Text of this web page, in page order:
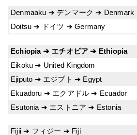
Denmaaku ➔ デンマーク ➔ Denmark
Doitsu ➔ ドイツ ➔ Germany
Echiopia ➔ エチオピア ➔ Ethiopia
Eikoku ➔ United Kingdom
Ejiputo ➔ エジプト ➔ Egypt
Ekuadoru ➔ エクアドル ➔ Ecuador
Esutonia ➔ エストニア ➔ Estonia
Fijii ➔ フィジー ➔ Fiji